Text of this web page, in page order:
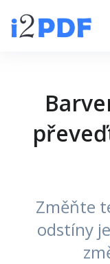
Změňte
odstíny